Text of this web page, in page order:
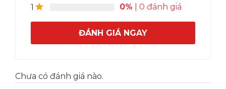
kể tiếng ồn do máy xay tạo ra, giúp cho không
gian quán trong lành mà không làm ảnh hưởng
1 0% | 0 đánh giá
ĐÁNH GIÁ NGAY
Chưa có đánh giá nào.